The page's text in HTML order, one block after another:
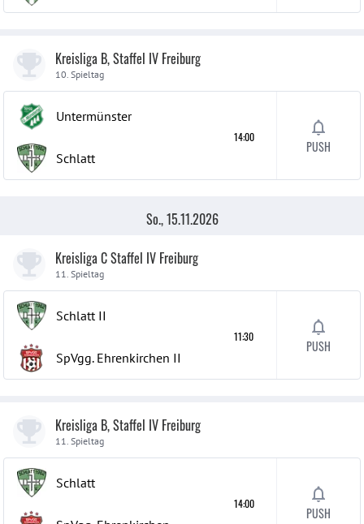
Kreisliga B, Staffel IV Freiburg
10. Spieltag
Untermünster
Schlatt
14:00
PUSH
So., 15.11.2026
Kreisliga C Staffel IV Freiburg
11. Spieltag
Schlatt II
SpVgg. Ehrenkirchen II
11:30
PUSH
Kreisliga B, Staffel IV Freiburg
11. Spieltag
Schlatt
14:00
PUSH